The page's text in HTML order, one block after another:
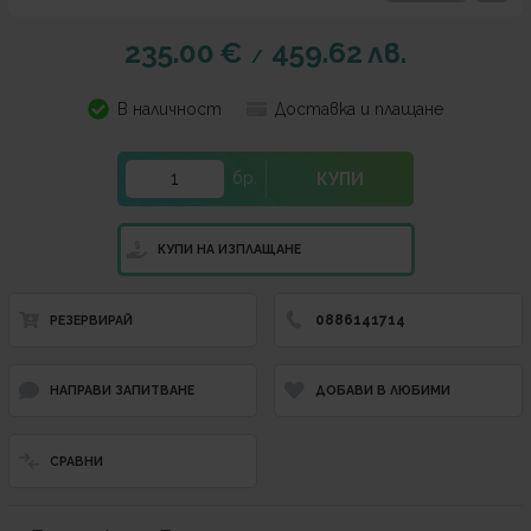
235.00 € / 459.62лв.
В наличност Доставка и плащане
бр. КУПИ
КУПИ НА ИЗПЛАЩАНЕ
РЕЗЕРВИРАЙ 0886141714
НАПРАВИ ЗАПИТВАНЕ ДОБАВИ В ЛЮБИМИ
СРАВНИ